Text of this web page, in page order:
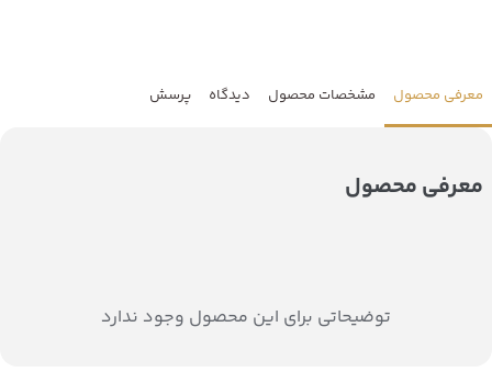
معرفی محصول مشخصات محصول دیدگاه پرسش
معرفی محصول
توضیحاتی برای این محصول وجود ندارد